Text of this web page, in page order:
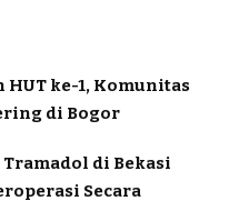
HUT ke-1, Komunitas
di Bogor
di Bekasi
Secara